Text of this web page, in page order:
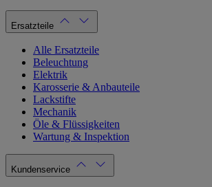
Ersatzteile
Alle Ersatzteile
Beleuchtung
Elektrik
Karosserie & Anbauteile
Lackstifte
Mechanik
Öle & Flüssigkeiten
Wartung & Inspektion
Kundenservice